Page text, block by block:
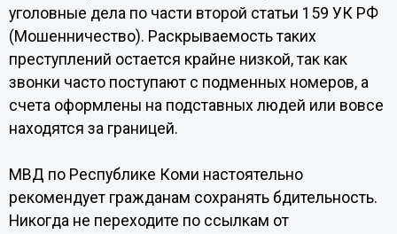
уголовные дела по части второй статьи 159 УК РФ
(Мошенничество). Раскрываемость таких
преступлений остается крайне низкой, так как
звонки часто поступают с подменных номеров, а
счета оформлены на подставных людей или вовсе
находятся за границей.
МВД по Республике Коми настоятельно
рекомендует гражданам сохранять бдительность.
Никогда не переходите по ссылкам от